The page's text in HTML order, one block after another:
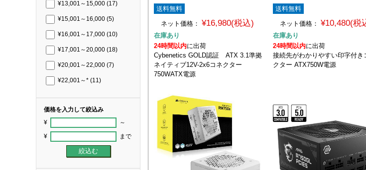
¥13,001～15,000 (17)
¥15,001～16,000 (5)
¥16,001～17,000 (10)
¥17,001～20,000 (18)
¥20,001～22,000 (7)
¥22,001～* (11)
価格を入力して絞込み
¥ ～
¥ まで
送料無料
ネット価格：
¥16,980(税込)
在庫あり
24時間以内に出荷
Cybenetics GOLD認証 ATX 3.1準拠
ネイティブ12V-2x6コネクター
750WATX電源
送料無料
ネット価格：
¥10,480(税
在庫あり
24時間以内に出荷
接続先がわかりやすい印字付き
クター ATX750W電源